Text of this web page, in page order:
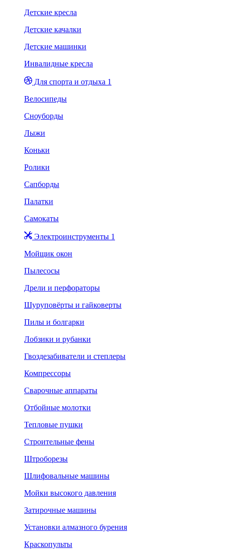
Детские кресла
Детские качалки
Детские машинки
Инвалидные кресла
Для спорта и отдыха 1
Велосипеды
Сноуборды
Лыжи
Коньки
Ролики
Сапборды
Палатки
Самокаты
Электроинструменты 1
Мойщик окон
Пылесосы
Дрели и перфораторы
Шуруповёрты и гайковерты
Пилы и болгарки
Лобзики и рубанки
Гвоздезабиватели и степлеры
Компрессоры
Сварочные аппараты
Отбойные молотки
Тепловые пушки
Строительные фены
Штроборезы
Шлифовальные машины
Мойки высокого давления
Затирочные машины
Установки алмазного бурения
Краскопульты